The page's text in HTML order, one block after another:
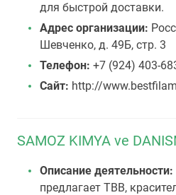
для быстрой доставки.
Адрес организации:
Шевченко, д. 49Б, стр. 3
Телефон: +7 (924) 403-
Сайт: http://
SAMOZ KIMYA ve
Описание деятельности:
предлагает ТВВ,